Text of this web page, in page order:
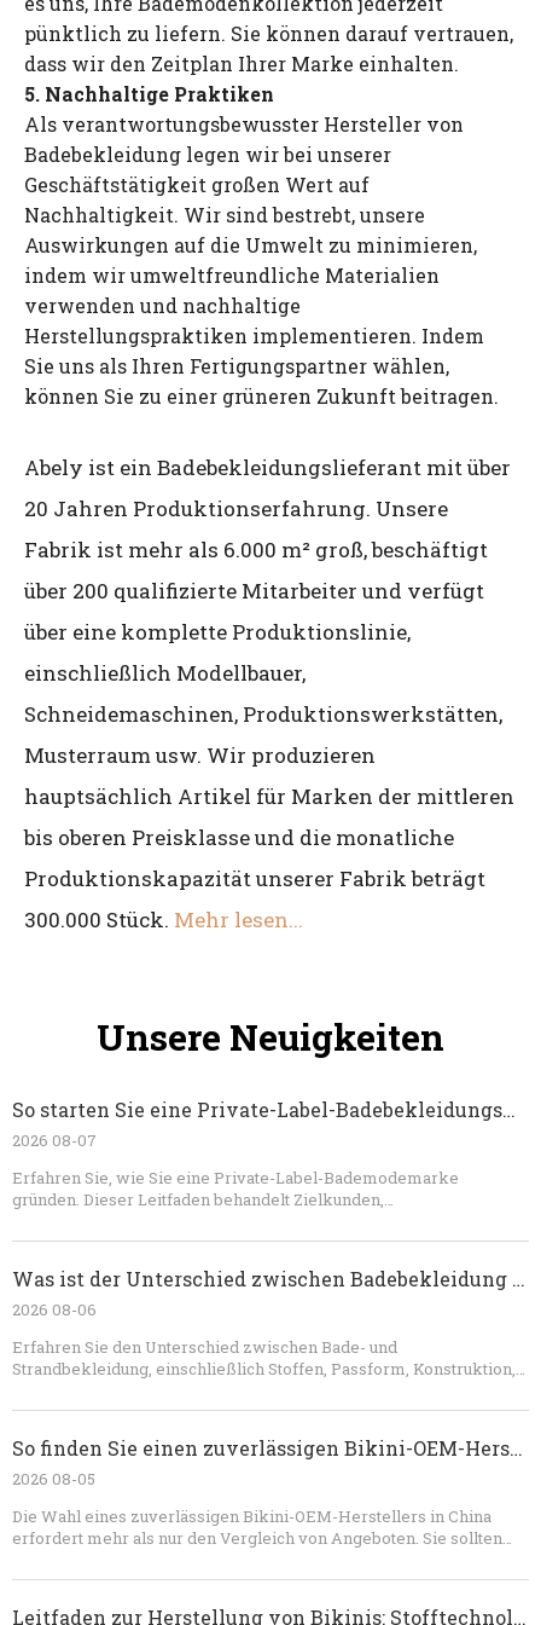
pünktlich zu liefern. Sie können darauf vertrauen,
dass wir den Zeitplan Ihrer Marke einhalten.
5. Nachhaltige Praktiken
Als verantwortungsbewusster Hersteller von
Badebekleidung legen wir bei unserer
Geschäftstätigkeit großen Wert auf
Nachhaltigkeit. Wir sind bestrebt, unsere
Auswirkungen auf die Umwelt zu minimieren,
indem wir umweltfreundliche Materialien
verwenden und nachhaltige
Herstellungspraktiken implementieren. Indem
Sie uns als Ihren Fertigungspartner wählen,
können Sie zu einer grüneren Zukunft beitragen.
Abely ist ein Badebekleidungslieferant mit über
20 Jahren Produktionserfahrung. Unsere
Fabrik ist mehr als 6.000 m² groß, beschäftigt
über 200 qualifizierte Mitarbeiter und verfügt
über eine komplette Produktionslinie,
einschließlich Modellbauer,
Schneidemaschinen, Produktionswerkstätten,
Musterraum usw. Wir produzieren
hauptsächlich Artikel für Marken der mittleren
bis oberen Preisklasse und die monatliche
Produktionskapazität unserer Fabrik beträgt
300.000 Stück. Mehr lesen...
Unsere Neuigkeiten
So starten Sie eine Private-Label-Badebekleidungsmarke
2026 08-07
Erfahren Sie, wie Sie eine Private-Label-Bademodemarke
gründen. Dieser Leitfaden behandelt Zielkunden,
Musterentwicklung, Technologiepakete, Preisgestaltung,
Markteinführungsplanung.
Was ist der Unterschied zwischen Badebekleidung und Strandbekleidung?
2026 08-06
Erfahren Sie den Unterschied zwischen Bade- und
Strandbekleidung, einschließlich Stoffen, Passform, Konstruktion,
außerdem erläutert, wie Marken mit einem erfahrenen OEM-
Kollektionen entwickeln können.
So finden Sie einen zuverlässigen Bikini-OEM-Hersteller in China
2026 08-05
Die Wahl eines zuverlässigen Bikini-OEM-Herstellers in China
erfordert mehr als nur den Vergleich von Angeboten. Sie sollten
Probenahmefähigkeit, Qualitätskontrollverfahren, Testfähigkeit,
Leitfaden zur Herstellung von Bikinis: Stofftechnologie, Passformtechnik und OEM-Qualitätskontrolle